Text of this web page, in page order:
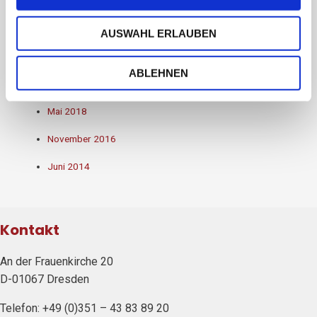
AUSWAHL ERLAUBEN
ABLEHNEN
August 2021
Mai 2018
November 2016
Juni 2014
Kontakt
An der Frauenkirche 20
D-01067 Dresden
Telefon: +49 (0)351 – 43 83 89 20